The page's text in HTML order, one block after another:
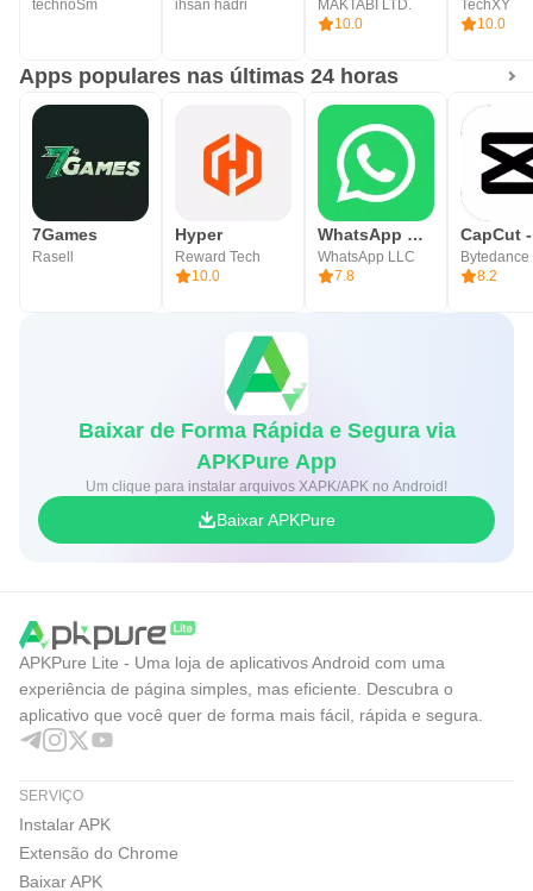
technoSm ihsan hadri
MAKTABI LTD.
10.0
TechXY
10.0
Apps populares nas últimas 24 horas
7Games
Rasell
Hyper
Reward Tech
10.0
WhatsApp Messenger
WhatsApp LLC
7.8
8.2
Baixar de Forma Rápida e Segura via
APKPure App
Um clique para instalar arquivos XAPK/APK no Android!
Baixar APKPure
APKPure Lite - Uma loja de aplicativos Android com uma
experiência de página simples, mas eficiente. Descubra o
aplicativo que você quer de forma mais fácil, rápida e segura.
SERVIÇO
Instalar APK
Extensão do Chrome
Baixar APK